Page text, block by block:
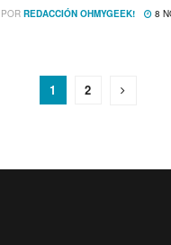
POR REDACCIÓN OHMYGEEK! 8
1 2